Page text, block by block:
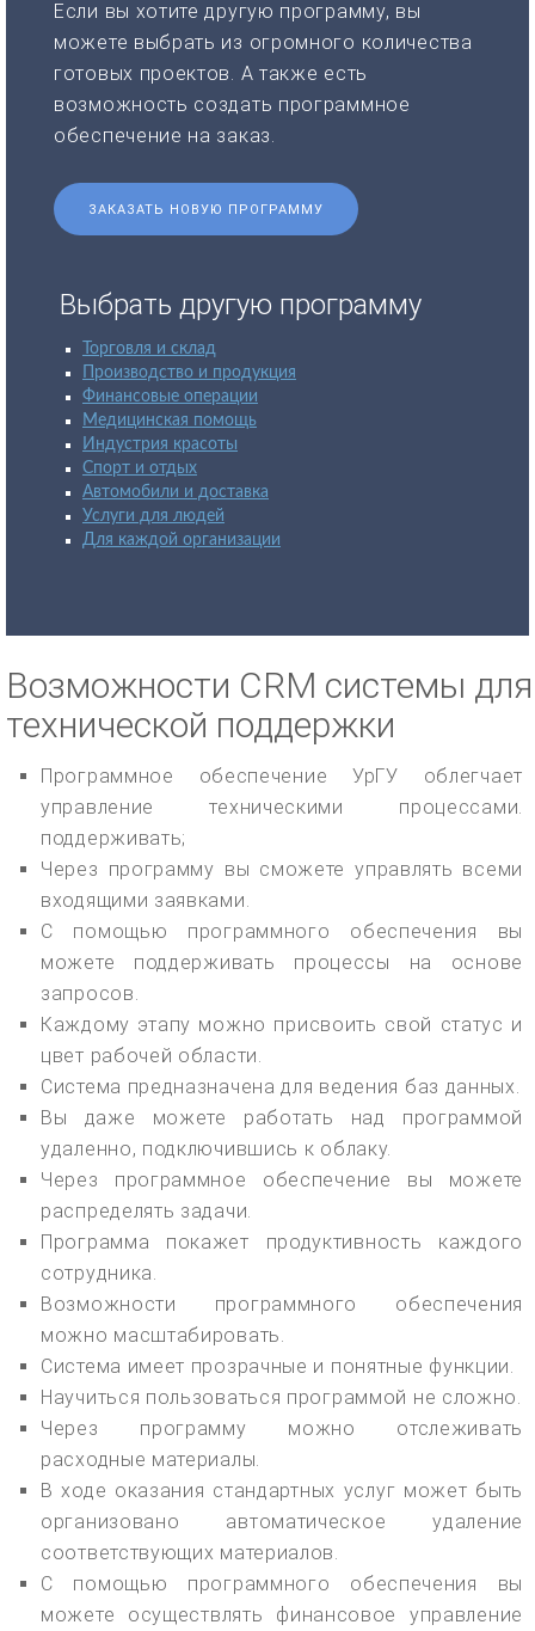
Если вы хотите другую программу, вы
можете выбрать из огромного количества
готовых проектов. А также есть
возможность создать программное
обеспечение на заказ.
ЗАКАЗАТЬ НОВУЮ ПРОГРАММУ
Выбрать другую программу
Торговля и склад
Производство и продукция
Финансовые операции
Медицинская помощь
Индустрия красоты
Спорт и отдых
Автомобили и доставка
Услуги для людей
Для каждой организации
Возможности CRM системы для
технической поддержки
Программное обеспечение УрГУ облегчает
управление техническими процессами.
поддерживать;
Через программу вы сможете управлять всеми
входящими заявками.
С помощью программного обеспечения вы
можете поддерживать процессы на основе
запросов.
Каждому этапу можно присвоить свой статус и
цвет рабочей области.
Система предназначена для ведения баз данных.
Вы даже можете работать над программой
удаленно, подключившись к облаку.
Через программное обеспечение вы можете
распределять задачи.
Программа покажет продуктивность каждого
сотрудника.
Возможности программного обеспечения
можно масштабировать.
Система имеет прозрачные и понятные функции.
Научиться пользоваться программой не сложно.
Через программу можно отслеживать
расходные материалы.
В ходе оказания стандартных услуг может быть
организовано автоматическое удаление
соответствующих материалов.
С помощью программного обеспечения вы
можете осуществлять финансовое управление